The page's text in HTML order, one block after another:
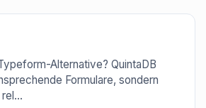
Alternative? QuintaDB
Formulare, sondern